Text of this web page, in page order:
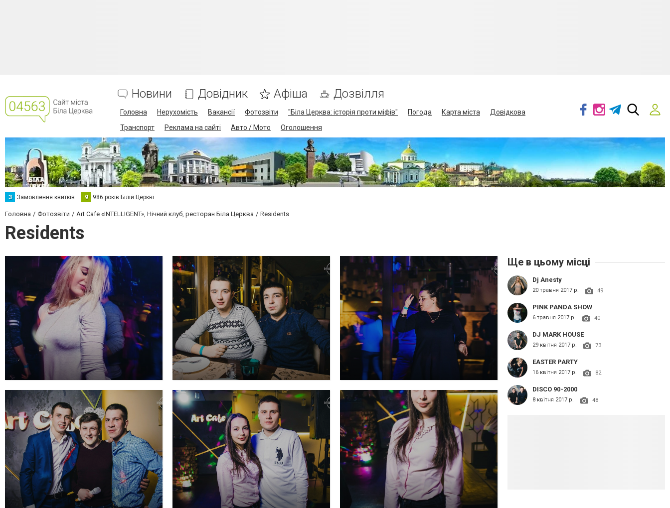
Новини Довідник Афіша Дозвілля
Головна Нерухомість Вакансії Фотозвіти "Біла Церква: історія проти міфів" Погода Карта міста
Довідкова
Транспорт
Реклама на сайті Авто / Мото Оголошення
З Замовлення квитків 9 986 років Білій Церкві
Головна Фотозвіти Art Cafe «INTELLIGENT», Нічний клуб, ресторан Біла Церква Residents
Residents
Ще в цьому місці
Dj Anesty
20 травня 2017 р. 49
PINK PANDA SHOW
6 травня 2017 р. 40
DJ MARK HOUSE
29 квітня 2017 р. 73
EASTER PARTY
16 квітня 2017 р. 82
DISCO 90-2000
8 квітня 2017 р. 48